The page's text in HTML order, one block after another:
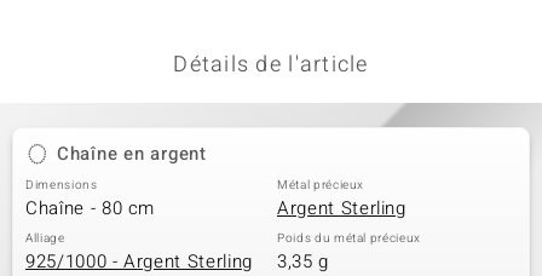
Détails de l'article
Chaîne en argent
Dimensions
Chaîne - 80 cm
Métal précieux
Argent Sterling
Alliage
925/1000 - Argent Sterling
Poids du métal précieux
3,35 g